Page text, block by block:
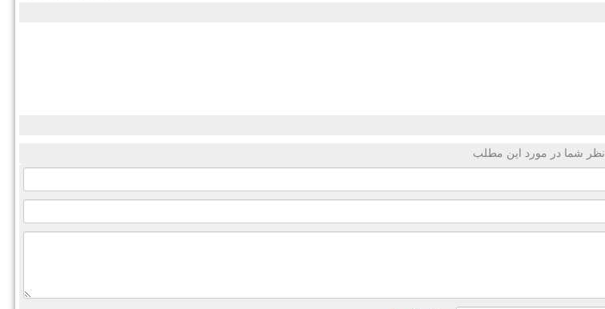
نظر شما در مورد این مطلب